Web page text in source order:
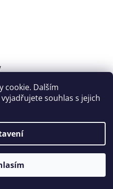
cookie. Dalším
souhlas s jejich
Shoptet
. Všechna práva vyhrazena.